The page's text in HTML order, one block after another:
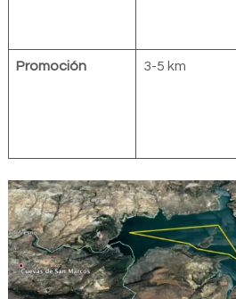
Promoción 3-5 km